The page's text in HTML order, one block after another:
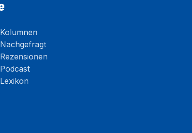
Kolumnen
Nachgefragt
Rezensionen
Podcast
Lexikon